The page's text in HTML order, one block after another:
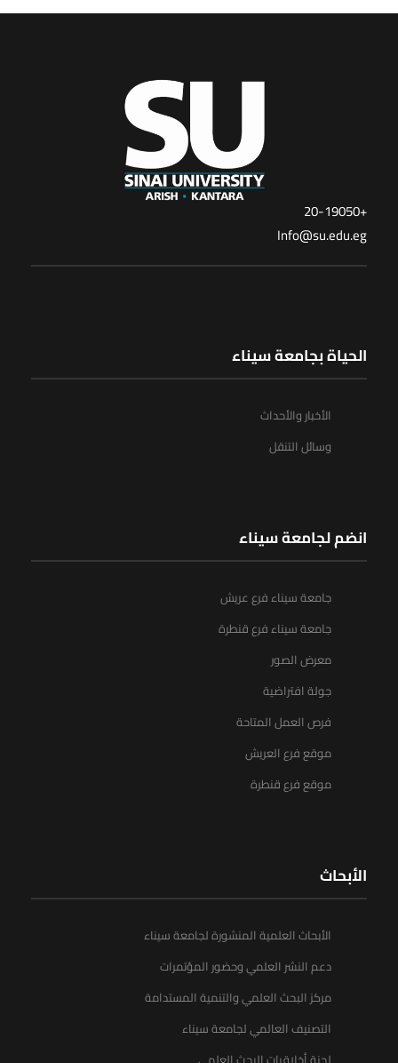
+20-19050
Info@su.edu.eg
الحياة بجامعة سيناء
الأخبار والأحداث
وسائل التنقل
انضم لجامعة سيناء
جامعة سيناء فرع عريش
جامعة سيناء فرع قنطرة
معرض الصور
جولة افتراضية
فرص العمل المتاحة
موقع فرع العريش
موقع فرع قنطرة
الأبحاث
الأبحاث العلمية المنشورة لجامعة سيناء
دعم النشر العلمي وحضور المؤتمرات
مركز البحث العلمي والتنمية المستدامة
التصنيف العالمي لجامعة سيناء